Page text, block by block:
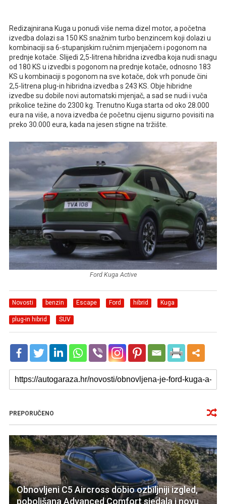
Redizajnirana Kuga u ponudi više nema dizel motor, a početna
izvedba dolazi sa 150 KS snažnim turbo benzincem koji dolazi u
kombinaciji sa 6-stupanjskim ručnim mjenjačem i pogonom na
prednje kotače. Slijedi 2,5-litrena hibridna izvedba koja nudi snagu
od 180 KS u izvedbi s pogonom na prednje kotače, odnosno 183
KS u kombinaciji s pogonom na sve kotače, dok vrh ponude čini
2,5-litrena plug-in hibridna izvedba s 243 KS. Obje hibridne
izvedbe su dobile novi automatski mjenjač, a sad se nudi i vuča
prikolice težine do 2300 kg. Trenutno Kuga starta od oko 28.000
eura na više, a nova izvedba će početnu cijenu sigurno povisiti na
preko 30.000 eura, kada na jesen stigne na tržište.
Ford Kuga Active
Novosti benzin Escape Ford hibrid Kuga
plug-in hibrid SUV
PREPORUČENO
Obnovljeni C5 Aircross dobio ozbiljniji izgled,
poboljšana Advanced Comfort sjedala i novu